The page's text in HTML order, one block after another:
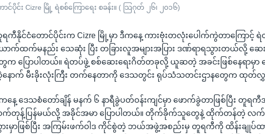
း Cizre မြို့ ရဲစစ်ကြောရေး စခန်း။ ( သြဂုတ် ၂၆၊ ၂၀၁၆)
ကီနိုင်ငံတောင်ပိုင်းက Cizre မြို့မှာ ဒီကနေ့ ကားဗုံးတလုံးပေါက်ကွဲတာကြောင့် ရဲ
ာက်ထက်မနည်း သေဆုံး ပြီး တခြားလူအများအပြား ဒဏ်ရာရသွားတယ်လို့ ဆေ
က ပြောပါတယ်။ ရဲတပ်ဖွဲ့ စစ်ဆေးရေးဂိတ်တခုလို့ ယူဆတဲ့ အခင်းဖြစ်နေရာမှာ ပ
ောက် မီးခိုးလုံးကြီး တက်နေတာကို ဒေသတွင်း ရုပ်သံသတင်းဌာနတွေက ထုတ်လွှ
နေ့ ဒေသစံတော်ချိန် မနက် ၆ နာရီခွဲပတ်ဝန်းကျင်မှာ ဖောက်ခွဲတာဖြစ်ပြီး တူ
တုန့်ပြန်မယ်လို့ အခိုင်အမာ ပြောပါတယ်။ တိုက်ခိုက်သူတွေနဲ့ ထိုက်တန်တဲ့ လက်
းမှာဖြစ်ပြီး အကြမ်းဖက်ဝါဒ ကိုင်စွဲတဲ့ ဘယ်အဖွဲ့အစည်းမှ တူရကီကို ထိန်းချုပ်ထ